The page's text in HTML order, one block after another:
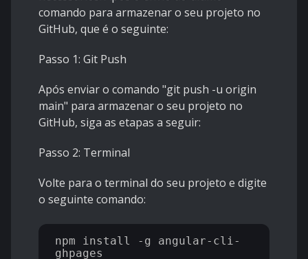
comando para armazenar o seu projeto no
GitHub, que é o seguinte:
Passo 1: Git Push
Após enviar o comando "git push -u origin
main" para armazenar o seu projeto no
GitHub, siga as etapas a seguir:
Passo 2: Terminal
Volte para o terminal do seu projeto e digite
o seguinte comando:
npm install -g angular-cli-